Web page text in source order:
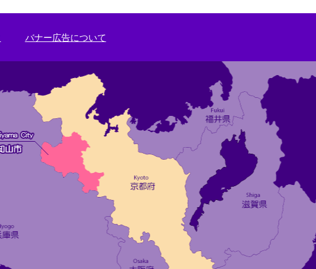
バナー広告について